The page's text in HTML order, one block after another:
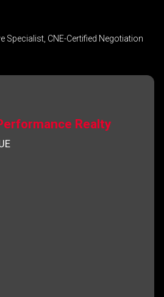
Specialist, CNE-Certified Negotiation
Realty